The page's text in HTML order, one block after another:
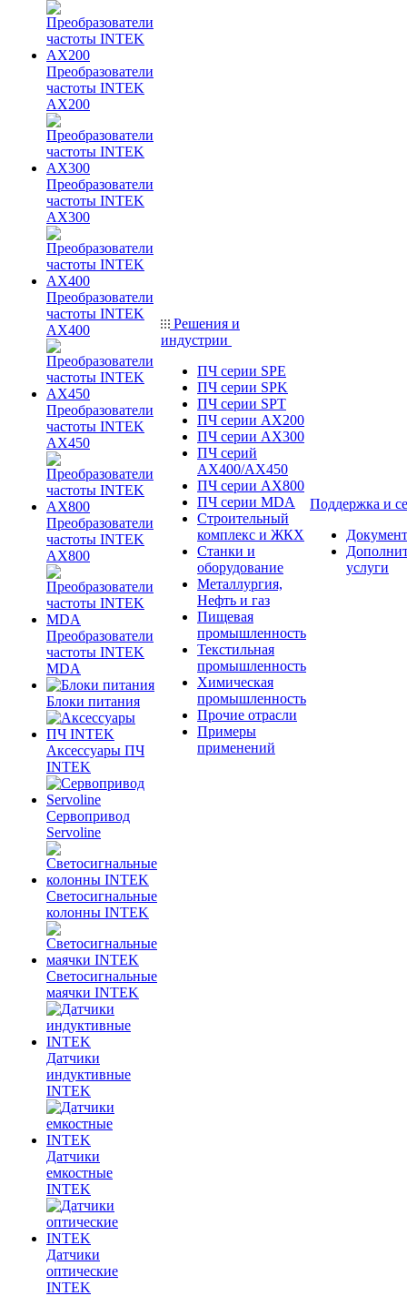
Преобразователи
частоты INTEK
AX200
Преобразователи
частоты INTEK
AX300
Преобразователи
частоты INTEK
AX400
Преобразователи
частоты INTEK
AX450
Преобразователи
частоты INTEK
AX800
Преобразователи
частоты INTEK
MDA
Блоки питания
Аксессуары ПЧ
INTEK
Сервопривод
Servoline
Светосигнальные
колонны INTEK
Светосигнальные
маячки INTEK
Датчики
индуктивные
INTEK
Датчики
емкостные
INTEK
Датчики
оптические
INTEK
Решения и
индустрии
ПЧ серии SPE
ПЧ серии SPK
ПЧ серии SPT
ПЧ серии AX200
ПЧ серии AX300
ПЧ серий
AX400/AX450
ПЧ серии AX800
ПЧ серии MDA
Строительный
комплекс и ЖКХ
Станки и
оборудование
Металлургия,
Нефть и газ
Пищевая
промышленность
Текстильная
промышленность
Химическая
промышленность
Прочие отрасли
Примеры
применений
Поддержка и
услуги